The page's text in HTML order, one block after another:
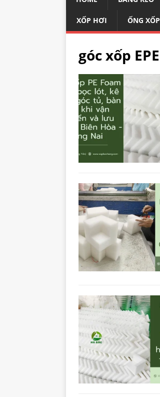
XỐP HƠI ỐNG XỐP
góc xốp EPE